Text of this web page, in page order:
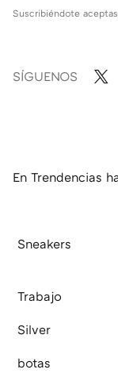
Suscribiéndote
SÍGUENOS
En Trendencias
Sneakers
Trabajo
Silver
botas